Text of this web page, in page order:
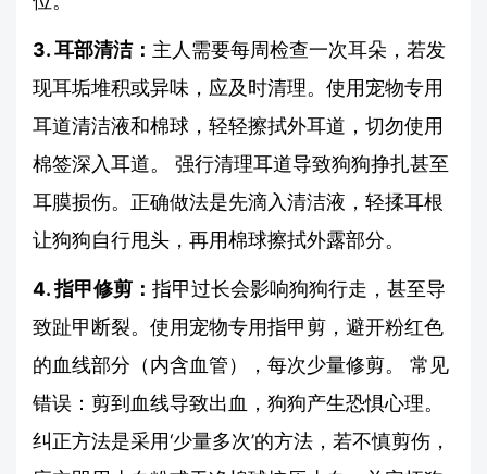
3. 耳部清洁： 主人需要每周检查一次耳朵，若发
现耳垢堆积或异味，应及时清理。使用宠物专用
耳道清洁液和棉球，轻轻擦拭外耳道，切勿使用
棉签深入耳道。 强行清理耳道导致狗狗挣扎甚至
耳膜损伤。正确做法是先滴入清洁液，轻揉耳根
让狗狗自行甩头，再用棉球擦拭外露部分。
4. 指甲修剪： 指甲过长会影响狗狗行走，甚至导
致趾甲断裂。使用宠物专用指甲剪，避开粉红色
的血线部分（内含血管），每次少量修剪。 常见
错误：剪到血线导致出血，狗狗产生恐惧心理。
纠正方法是采用‘少量多次’的方法，若不慎剪伤，